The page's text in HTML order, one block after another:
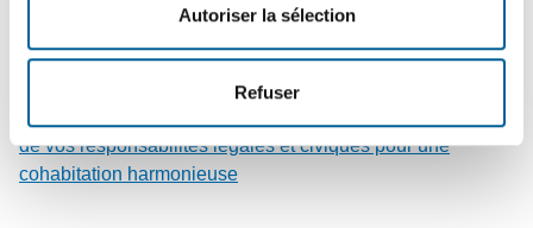
Autoriser la sélection
Refuser
de vos responsabilités légales et civiques pour une
cohabitation harmonieuse